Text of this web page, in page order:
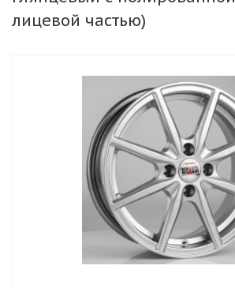
лицевой частью)